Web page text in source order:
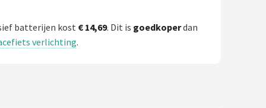
batterijen kost € 14,69. Dit is goedkoperdan
verlichting.